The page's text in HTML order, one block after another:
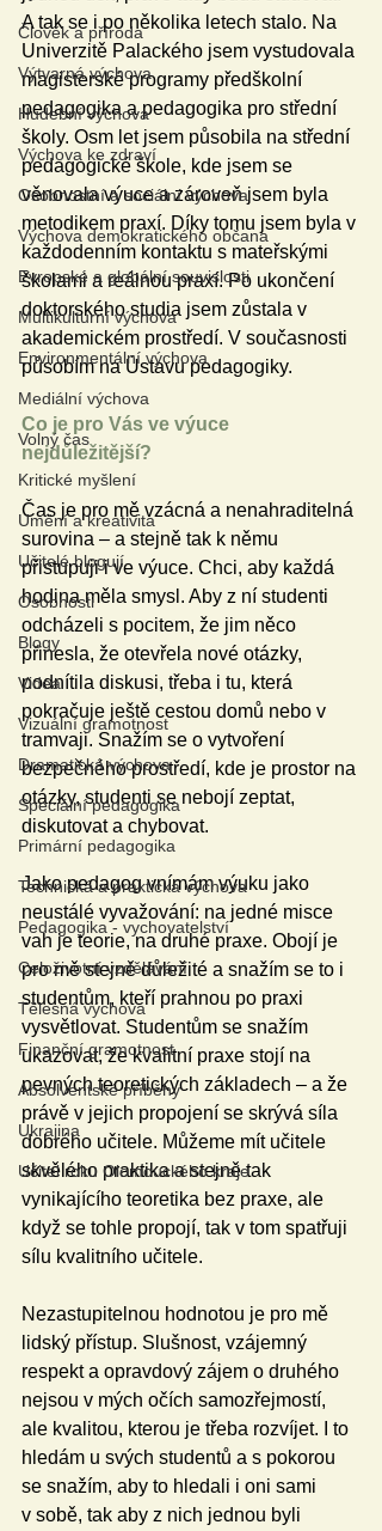
Člověk a příroda
Výtvarná výchova
Hudební výchova
Výchova ke zdraví
Osobnostní a sociální výchova
Výchova demokratického občana
Evropské a globální souvislosti
Multikulturní výchova
Environmentální výchova
Mediální výchova
Volný čas
Kritické myšlení
Umění a kreativita
Učitelé blogují
Osobnosti
Blogy
Videa
Vizuální gramotnost
Dramatická výchova
Speciální pedagogika
Primární pedagogika
Technická a praktická výchova
Pedagogika - vychovatelství
Celoživotní vzdělávání
Tělesná výchova
Finanční gramotnost
Absolventské příběhy
Ukrajina
Učitel roku Olomouckého kraje
A tak se i po několika letech stalo. Na
Univerzitě Palackého jsem vystudovala
magisterské programy předškolní
pedagogika a pedagogika pro střední
školy. Osm let jsem působila na střední
pedagogické škole, kde jsem se
věnovala výuce a zároveň jsem byla
metodikem praxí. Díky tomu jsem byla v
každodenním kontaktu s mateřskými
školami a reálnou praxí. Po ukončení
doktorského studia jsem zůstala v
akademickém prostředí. V současnosti
působím na Ústavu pedagogiky.
Co je pro Vás ve výuce
nejdůležitější?
Čas je pro mě vzácná a nenahraditelná
surovina – a stejně tak k němu
přistupuji i ve výuce. Chci, aby každá
hodina měla smysl. Aby z ní studenti
odcházeli s pocitem, že jim něco
přinesla, že otevřela nové otázky,
podnítila diskusi, třeba i tu, která
pokračuje ještě cestou domů nebo v
tramvaji. Snažím se o vytvoření
bezpečného prostředí, kde je prostor na
otázky, studenti se nebojí zeptat,
diskutovat a chybovat.
Jako pedagog vnímám výuku jako
neustálé vyvažování: na jedné misce
vah je teorie, na druhé praxe. Obojí je
pro mě stejně důležité a snažím se to i
studentům, kteří prahnou po praxi
vysvětlovat. Studentům se snažím
ukazovat, že kvalitní praxe stojí na
pevných teoretických základech – a že
právě v jejich propojení se skrývá síla
dobrého učitele. Můžeme mít učitele
skvělého praktika a stejně tak
vynikajícího teoretika bez praxe, ale
když se tohle propojí, tak v tom spatřuji
sílu kvalitního učitele.
Nezastupitelnou hodnotou je pro mě
lidský přístup. Slušnost, vzájemný
respekt a opravdový zájem o druhého
nejsou v mých očích samozřejmostí,
ale kvalitou, kterou je třeba rozvíjet. I to
hledám u svých studentů a s pokorou
se snažím, aby to hledali i oni sami
v sobě, tak aby z nich jednou byli